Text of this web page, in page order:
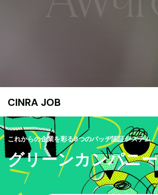
CINRA JOB
これからの企業を彩る9つのバッヂ認証システム
グリーンカンパニー